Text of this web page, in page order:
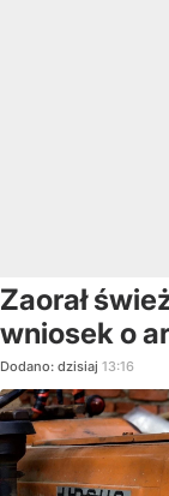
Zaorał
wniosek o
Dodano: dzisiaj 13:16